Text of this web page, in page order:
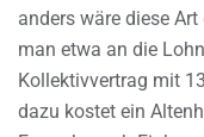
anders wäre diese
man etwa an die
Kollektivvertrag mit
dazu kostet ein